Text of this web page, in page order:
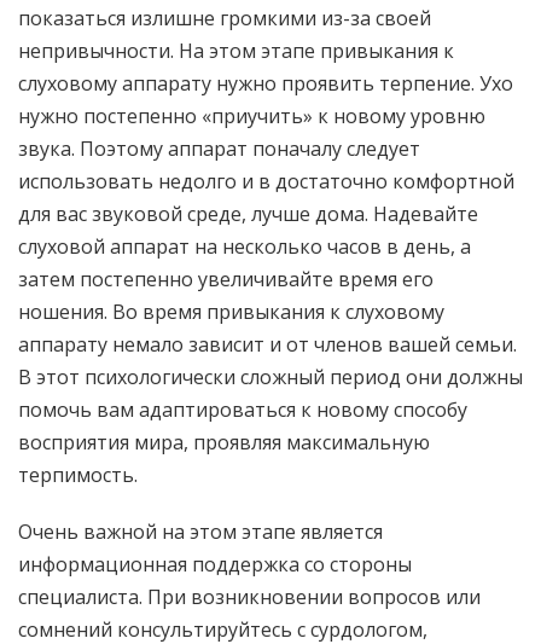
показаться излишне громкими из-за своей
непривычности. На этом этапе привыкания к
слуховому аппарату нужно проявить терпение. Ухо
нужно постепенно «приучить» к новому уровню
звука. Поэтому аппарат поначалу следует
использовать недолго и в достаточно комфортной
для вас звуковой среде, лучше дома. Надевайте
слуховой аппарат на несколько часов в день, а
затем постепенно увеличивайте время его
ношения. Во время привыкания к слуховому
аппарату немало зависит и от членов вашей семьи.
В этот психологически сложный период они должны
помочь вам адаптироваться к новому способу
восприятия мира, проявляя максимальную
терпимость.
Очень важной на этом этапе является
информационная поддержка со стороны
специалиста. При возникновении вопросов или
сомнений консультируйтесь с сурдологом,